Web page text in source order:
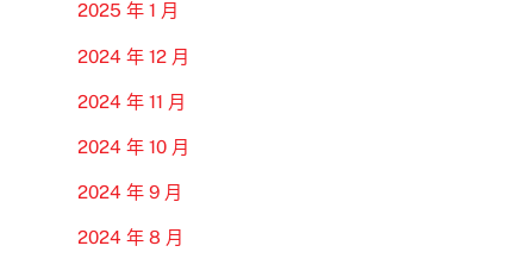
2025 年 1 月
2024 年 12 月
2024 年 11 月
2024 年 10 月
2024 年 9 月
2024 年 8 月